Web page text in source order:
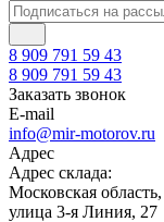
8 909 791 59 43
8 909 791 59 43
Заказать звонок
E-mail
info@mir-motorov.ru
Адрес
Адрес склада:
Московская
улица 3-я Линия, 27